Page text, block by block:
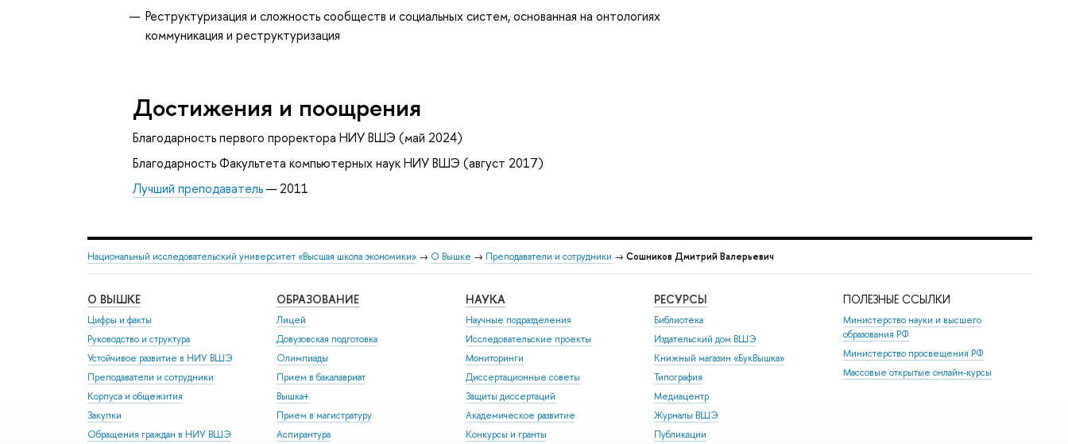
Реструктуризация и сложность сообществ и социальных систем, основанная на онтологиях
коммуникация и реструктуризация
Достижения и поощрения
Благодарность первого проректора НИУ ВШЭ (май 2024)
Благодарность Факультета компьютерных наук НИУ ВШЭ (август 2017)
Лучший преподаватель— 2011
Национальный исследовательский университет «Высшая школа экономики» → О Вышке → Преподаватели и сотрудники → Сошников Дмитрий Валерьевич
О ВЫШКЕ
Цифры и факты
Руководство и структура
Устойчивое развитие в НИУ ВШЭ
Преподаватели и сотрудники
Корпуса и общежития
Закупки
Обращения граждан в НИУ ВШЭ
ОБРАЗОВАНИЕ
Лицей
Довузовская подготовка
Олимпиады
Прием в бакалавриат
Вышка+
Прием в магистратуру
Аспирантура
НАУКА
Научные подразделения
Исследовательские проекты
Мониторинги
Диссертационные советы
Защиты диссертаций
Академическое развитие
Конкурсы и гранты
РЕСУРСЫ
Библиотека
Издательский дом ВШЭ
Книжный магазин «БукВышка»
Типография
Медиацентр
Журналы ВШЭ
Публикации
ПОЛЕЗНЫЕ ССЫЛКИ
Министерство науки и высшего
образования РФ
Министерство просвещения РФ
Массовые открытые онлайн-курсы